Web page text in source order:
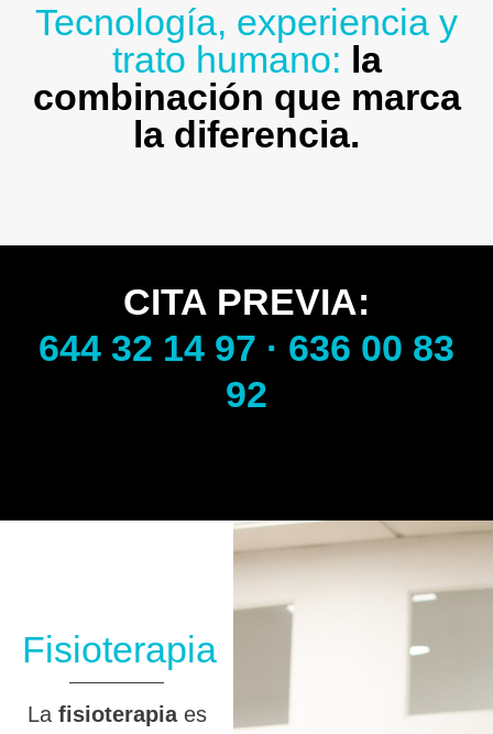
Tecnología, experiencia y
trato humano: la
combinación que marca
la diferencia.
CITA PREVIA:
644 32 14 97 · 636 00 83
92
Fisioterapia
La fisioterapiaes